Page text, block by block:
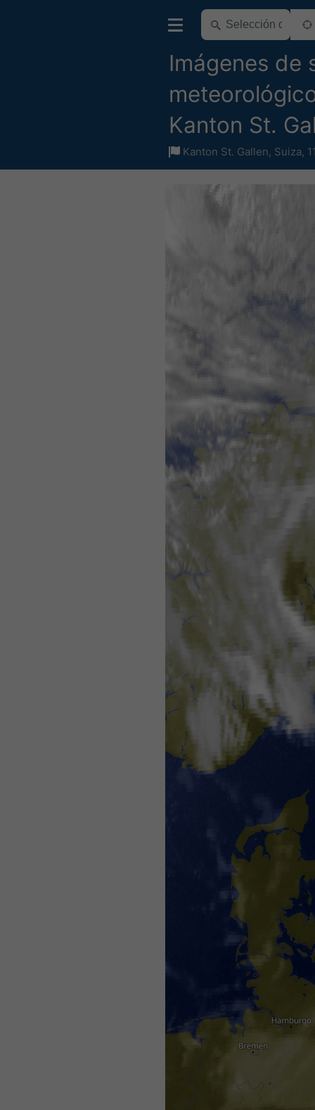
Imágenes de
Kanton St.
Kanton St. Gallen, Suiza,